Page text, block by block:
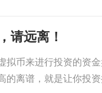
请远离！
拟币来进行投资的资
的离谱，就是让你投